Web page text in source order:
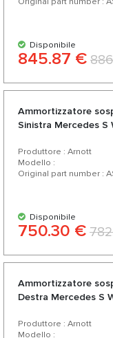
Disponibile
845.87 €
Ammortizzatore
Sinistra Mercedes S
Produttore : Arnott
Modello :
Original part number :
Disponibile
750.30 €
Ammortizzatore
Destra Mercedes S
Produttore : Arnott
Modello :